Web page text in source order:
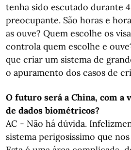
tenha sido escutado durante
preocupante. São horas e
as ouve? Quem escolhe os
controla quem escolhe e
que criar um sistema de
o apuramento dos casos de
O futuro será a China, com a
de dados biométricos?
AC - Não há dúvida.
sistema perigosíssimo que